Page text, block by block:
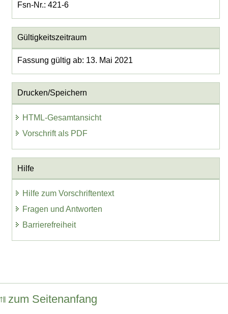
Fsn-Nr.: 421-6
Gültigkeitszeitraum
Fassung gültig ab: 13. Mai 2021
Drucken/Speichern
HTML-Gesamtansicht
Vorschrift als PDF
Hilfe
Hilfe zum Vorschriftentext
Fragen und Antworten
Barrierefreiheit
zum Seitenanfang